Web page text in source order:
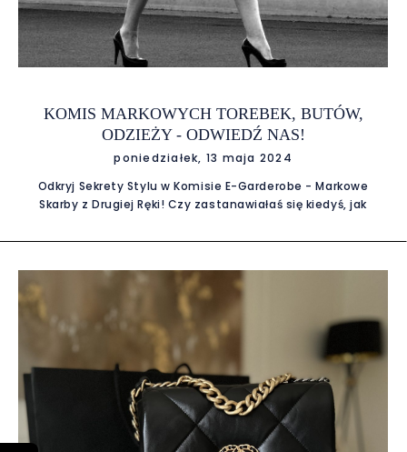
KOMIS MARKOWYCH TOREBEK, BUTÓW,
ODZIEŻY - ODWIEDŹ NAS!
poniedziałek, 13 maja 2024
Odkryj Sekrety Stylu w Komisie E-Garderobe - Markowe
Skarby z Drugiej Ręki! Czy zastanawiałaś się kiedyś, jak
konieczności łupienia portfela? Czy marzysz o noszeniu
Vuitton, Prada czy Celine, ale zawsze zastanawiasz się nad
ceną? Odpowiedzią na Twoje modowe modlitwy jest Komis
E-Garderobe, miejsce, gdzie magia stylu łączy się z
rozsądnością cenową. Zakup Markowych Skarbów - Bez
Pustego Portfela! E-Garderobe to prawdziwy raj dla
miłośników mody, którzy cenią styl i jakość. W tym
wyjątkowym komisie znajdziesz szeroki wybór torebek,
butów i odzieży od największych światowych marek
modowych. To doskonała okazja, by wprowadzić do swojej
szafy odrobinę luksusu bez konieczności przeżywania